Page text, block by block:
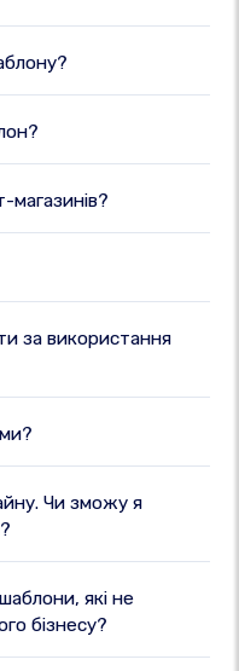
магазинів?
за використання
Чи зможу я
які не
бізнесу?